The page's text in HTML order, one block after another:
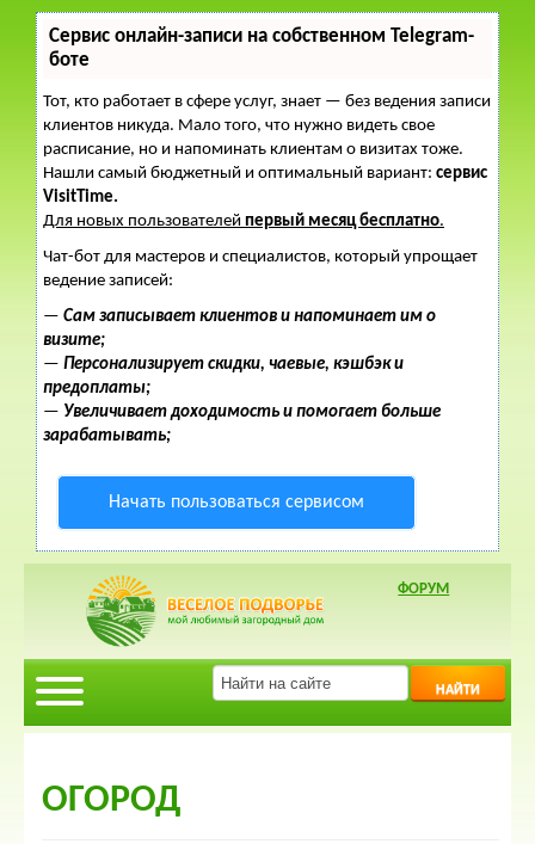
Сервис онлайн-записи на собственном Telegram-
боте
Тот, кто работает в сфере услуг, знает — без ведения записи
клиентов никуда. Мало того, что нужно видеть свое
расписание, но и напоминать клиентам о визитах тоже.
Нашли самый бюджетный и оптимальный вариант: сервис
VisitTime.
Для новых пользователей первый месяц бесплатно.
Чат-бот для мастеров и специалистов, который упрощает
ведение записей:
— Сам записывает клиентов и напоминает им о
визите;
— Персонализирует скидки, чаевые, кэшбэк и
предоплаты;
— Увеличивает доходимость и помогает больше
зарабатывать;
Начать пользоваться сервисом
ФОРУМ
НАЙТИ
ОГОРОД